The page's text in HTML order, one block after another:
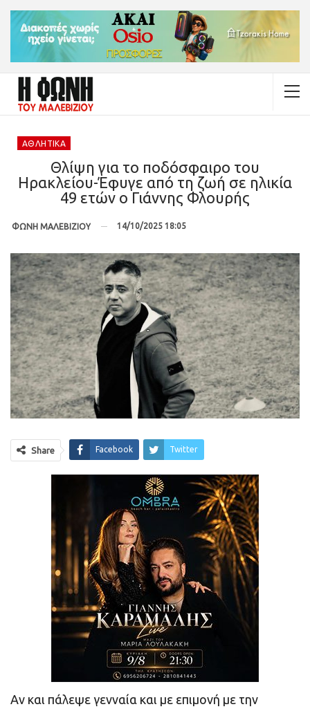
ΑΘΛΗΤΙΚΆ
Θλίψη για το ποδόσφαιρο του
Ηρακλείου-Έφυγε από τη ζωή σε ηλικία
49 ετών ο Γιάννης Φλουρής
ΦΩΝΗ ΜΑΛΕΒΙΖΙΟΥ 14/10/2025 18:05
Share Facebook Twitter
Αν και πάλεψε γενναία και με επιμονή με την